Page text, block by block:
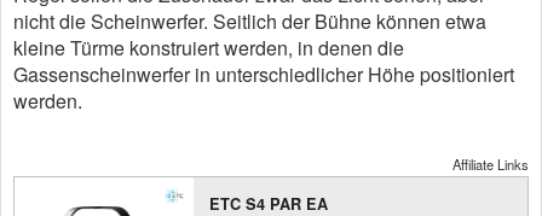
nicht die Scheinwerfer. Seitlich der Bühne können etwa
kleine Türme konstruiert werden, in denen die
Gassenscheinwerfer in unterschiedlicher Höhe positioniert
werden.
Affiliate Links
ETC S4 PAR EA